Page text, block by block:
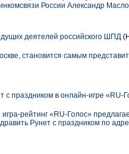
России Александр
деятелей российского ШПД
становится самым
с праздником в онлайн-игре «RU-
рейтинг «RU-Голос»
Рунет с праздником по